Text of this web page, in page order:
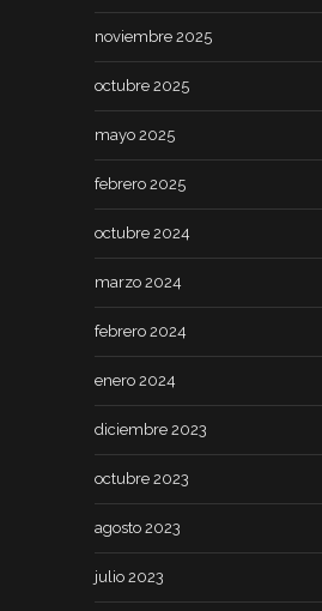
noviembre 2025
octubre 2025
mayo 2025
febrero 2025
octubre 2024
marzo 2024
febrero 2024
enero 2024
diciembre 2023
octubre 2023
agosto 2023
julio 2023